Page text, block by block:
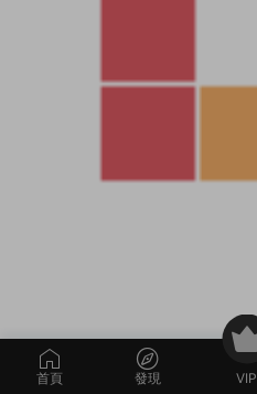
首頁 發現 VIP